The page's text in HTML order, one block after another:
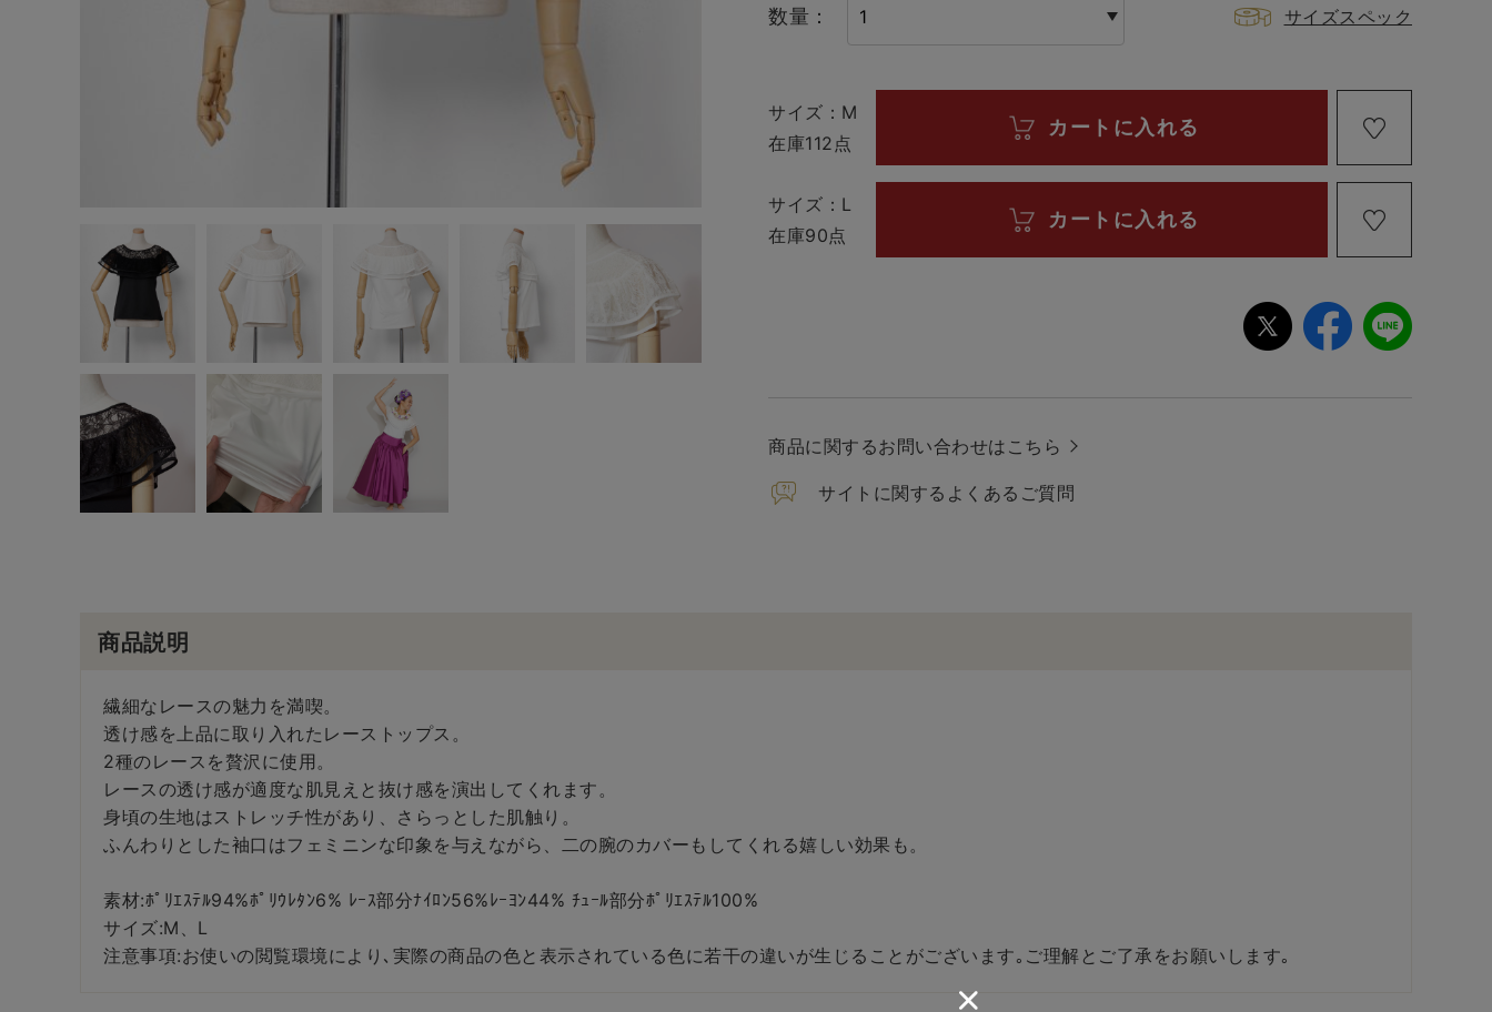
数量： サイズスペック
サイズ：M
在庫112点
サイズ：L
在庫90点
商品に関するお問い合わせはこちら
サイトに関するよくあるご質問
商品説明
繊細なレースの魅力を満喫。
透け感を上品に取り入れたレーストップス。
2種のレースを贅沢に使用。
レースの透け感が適度な肌見えと抜け感を演出してくれます。
身頃の生地はストレッチ性があり、さらっとした肌触り。
ふんわりとした袖口はフェミニンな印象を与えながら、二の腕のカバーもしてくれる嬉しい効果も。
素材:ﾎﾟﾘｴｽﾃﾙ94%ﾎﾟﾘｳﾚﾀﾝ6% ﾚｰｽ部分ﾅｲﾛﾝ56%ﾚｰﾖﾝ44% ﾁｭｰﾙ部分ﾎﾟﾘｴｽﾃﾙ100%
サイズ:M、L
注意事項:お使いの閲覧環境により､実際の商品の色と表示されている色に若干の違いが生じることがございます｡ご理解とご了承をお願いします｡